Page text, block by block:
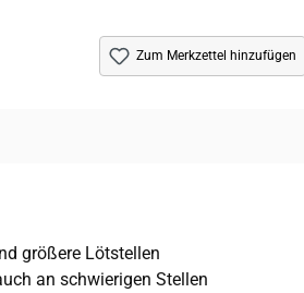
Zum Merkzettel hinzufügen
größere Lötstellen
an schwierigen Stellen